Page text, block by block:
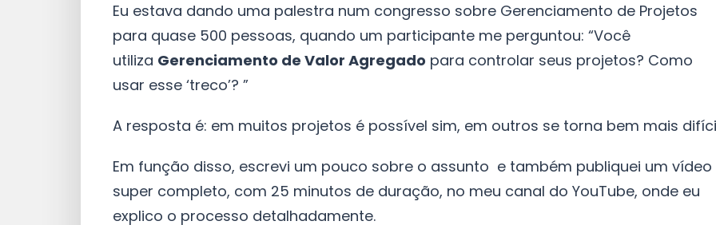
Eu estava dando uma palestra num congresso sobre Gerenciamento de Projetos
para quase 500 pessoas, quando um participante me perguntou: “Você
utiliza Gerenciamento de Valor Agregado para controlar seus projetos? Como
usar esse ‘treco’? ”
A resposta é: em muitos projetos é possível sim, em outros se torna bem mais
Em função disso, escrevi um pouco sobre o assunto e também publiquei um vídeo
super completo, com 25 minutos de duração, no meu canal do YouTube, onde eu
explico o processo detalhadamente.